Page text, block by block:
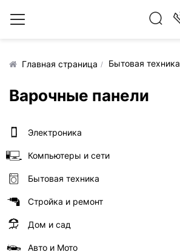
Главная страница Бытовая техника
Варочные панели
Электроника
Компьютеры и сети
Бытовая техника
Стройка и ремонт
Дом и сад
Авто и Мото